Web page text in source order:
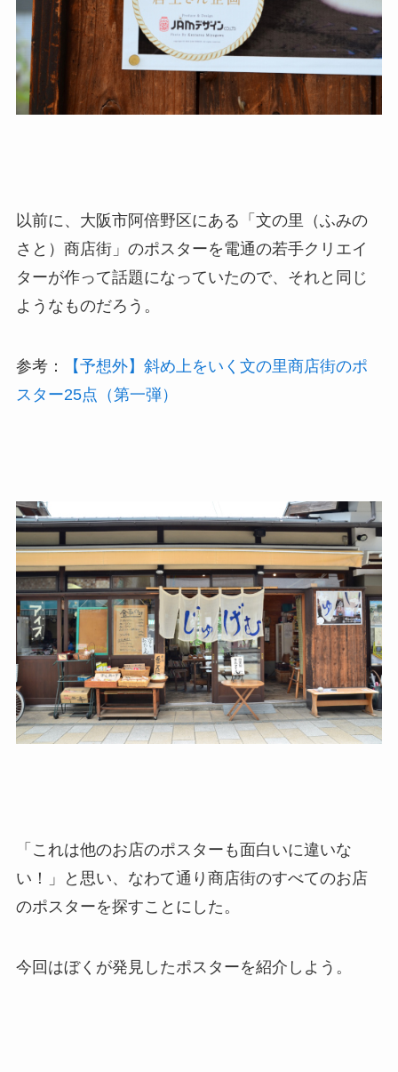
以前に、大阪市阿倍野区にある「文の里（ふみの
さと）商店街」のポスターを電通の若手クリエイ
ターが作って話題になっていたので、それと同じ
ようなものだろう。
参考：
【予想外】斜め上をいく文の里商店街のポ
スター25点（第一弾）
「これは他のお店のポスターも面白いに違いな
い！」と思い、なわて通り商店街のすべてのお店
のポスターを探すことにした。
今回はぼくが発見したポスターを紹介しよう。